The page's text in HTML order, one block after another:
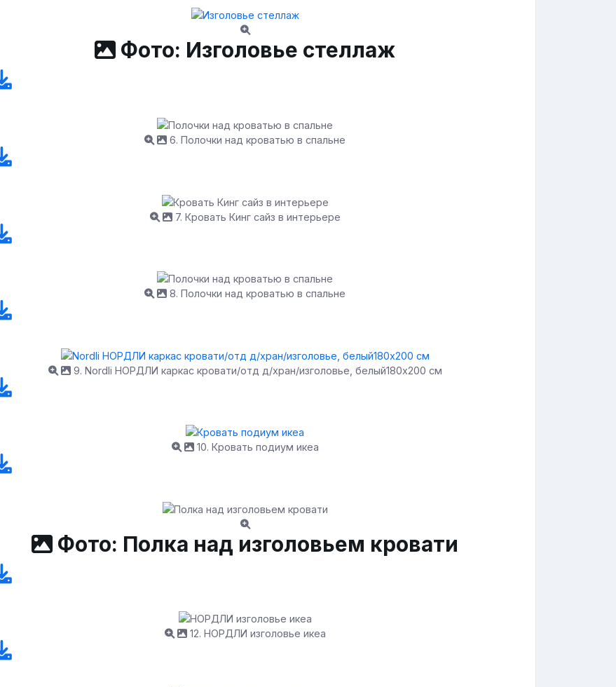
Фото: Изголовье стеллаж
6. Полочки над кроватью в спальне
7. Кровать Кинг сайз в интерьере
8. Полочки над кроватью в спальне
9. Nordli НОРДЛИ каркас кровати/отд д/хран/изголовье, белый180x200 см
10. Кровать подиум икеа
Фото: Полка над изголовьем кровати
12. НОРДЛИ изголовье икеа